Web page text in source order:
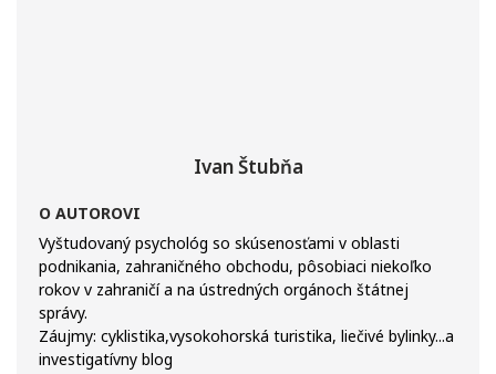
Ivan Štubňa
O AUTOROVI
Vyštudovaný psychológ so skúsenosťami v oblasti
podnikania, zahraničného obchodu, pôsobiaci niekoľko
rokov v zahraničí a na ústredných orgánoch štátnej
správy.
Záujmy: cyklistika,vysokohorská turistika, liečivé bylinky...a
investigatívny blog